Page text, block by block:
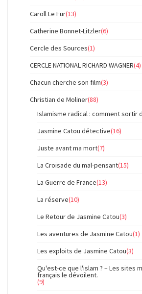
Caroll Le Fur(13)
Catherine Bonnet-Litzler(6)
Cercle des Sources(1)
CERCLE NATIONAL RICHARD WAGNER(4)
Chacun cherche son film(3)
Christian de Moliner(88)
Islamisme radical : comment sortir
Jasmine Catou détective(16)
Juste avant ma mort(7)
La Croisade du mal-pensant(15)
La Guerre de France(13)
La réserve(10)
Le Retour de Jasmine Catou(3)
Les aventures de Jasmine Catou(1)
Les exploits de Jasmine Catou(3)
Qu'est-ce que l'islam ? – Les sites
français le dévoilent.
(9)